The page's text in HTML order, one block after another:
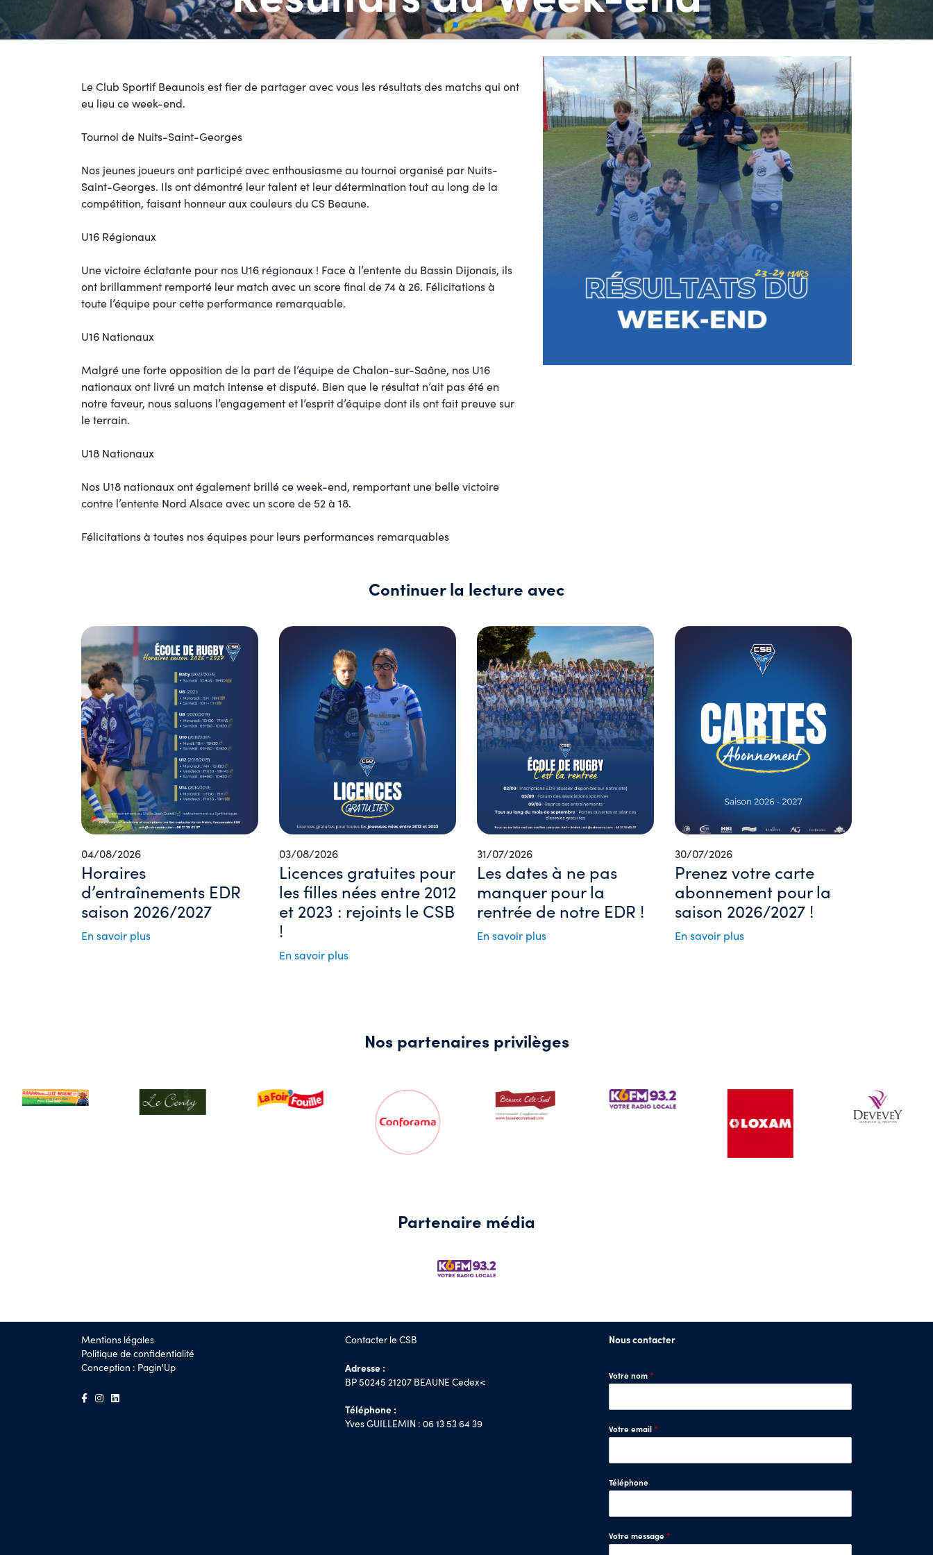
Le Club Sportif Beaunois est fier de partager avec vous les résultats des matchs qui ont
eu lieu ce week-end.
Tournoi de Nuits-Saint-Georges
Nos jeunes joueurs ont participé avec enthousiasme au tournoi organisé par Nuits-
Saint-Georges. Ils ont démontré leur talent et leur détermination tout au long de la
compétition, faisant honneur aux couleurs du CS Beaune.
U16 Régionaux
Une victoire éclatante pour nos U16 régionaux ! Face à l’entente du Bassin Dijonais, ils
ont brillamment remporté leur match avec un score final de 74 à 26. Félicitations à
toute l’équipe pour cette performance remarquable.
U16 Nationaux
Malgré une forte opposition de la part de l’équipe de Chalon-sur-Saône, nos U16
nationaux ont livré un match intense et disputé. Bien que le résultat n’ait pas été en
notre faveur, nous saluons l’engagement et l’esprit d’équipe dont ils ont fait preuve sur
le terrain.
U18 Nationaux
Nos U18 nationaux ont également brillé ce week-end, remportant une belle victoire
contre l’entente Nord Alsace avec un score de 52 à 18.
Félicitations à toutes nos équipes pour leurs performances remarquables
Continuer la lecture avec
04/08/2026
Horaires
d’entraînements EDR
saison 2026/2027
En savoir plus
03/08/2026
Licences gratuites pour
les filles nées entre 2012
et 2023 : rejoints le CSB
!
En savoir plus
31/07/2026
Les dates à ne pas
manquer pour la
rentrée de notre EDR !
En savoir plus
30/07/2026
Prenez votre carte
abonnement pour la
saison 2026/2027 !
En savoir plus
Nos partenaires privilèges
Partenaire média
Mentions légales
Politique de confidentialité
Conception : Pagin'Up
Contacter le CSB
Adresse :
BP 50245 21207 BEAUNE Cedex<
Téléphone :
Yves GUILLEMIN : 06 13 53 64 39
Nous contacter
Votre nom *
Votre email *
Téléphone
Votre message *